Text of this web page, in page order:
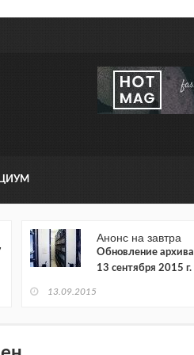
Анонс на завтра
Обновление архива
13 сентября 2015 г.
13.09.2015